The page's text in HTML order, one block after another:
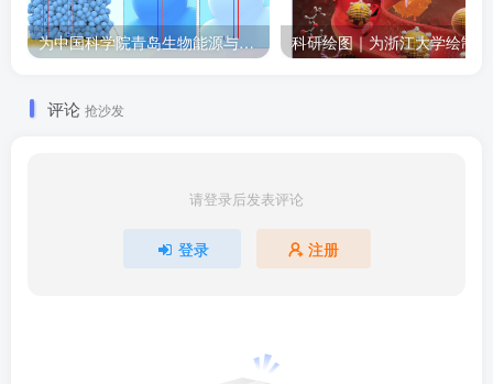
为中国科学院青岛生物能源与过程研究所绘制的插图作品
评论 抢沙发
请登录后发表评论
登录 注册